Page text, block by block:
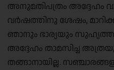
അനുമതിപത്രം അദ്ദേഹം
വർഷത്തിനു ശേഷം,
ഞാനും ഭാര്യയും
അദ്ദേഹം താമസിച്ച
തങ്ങാനായില്ല.